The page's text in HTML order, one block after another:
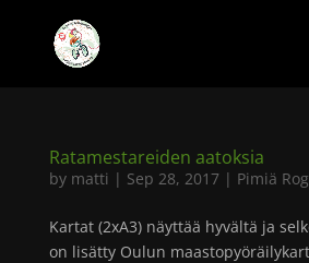
Ratamestareiden aatoksia
by matti | Sep 28, 2017| Pimiä
Kartat (2xA3) näyttää hyvältä ja
on lisätty Oulun